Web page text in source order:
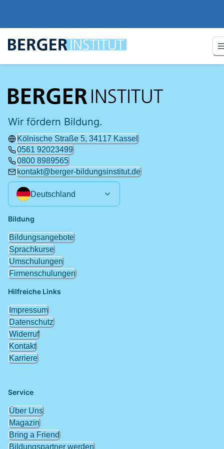
Wir fördern Bildung.
Kölnische Straße 5, 34117 Kassel
0561 92023499
0800 8989565
kontakt@berger-bildungsinstitut.de
Deutschland
Hilfreiche Links
Impressum
Datenschutz
Widerruf
Kontakt
Karriere
Service
Über Uns
Magazin
Bring a Friend
Bildungspartner werden
Bildung
Bildungsangebote
Sprachkurse
Umschulungen
Firmenschulungen